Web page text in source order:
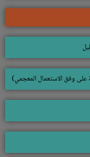
على وفق الاستعمال المعجمي)